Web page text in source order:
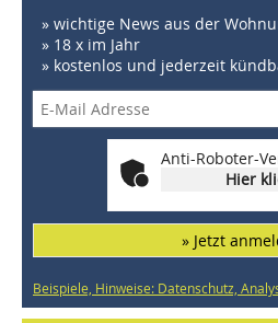
» wichtige News aus der
» 18 x im Jahr
» kostenlos und jederzeit
Anti-Roboter-
Hier
» Jetzt
Beispiele, Hinweise: Datenschutz,